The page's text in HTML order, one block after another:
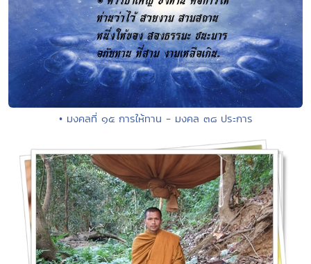
• มงคลที่ ๑๕ การให้ทาน - มงคล ๓๘ ประการ